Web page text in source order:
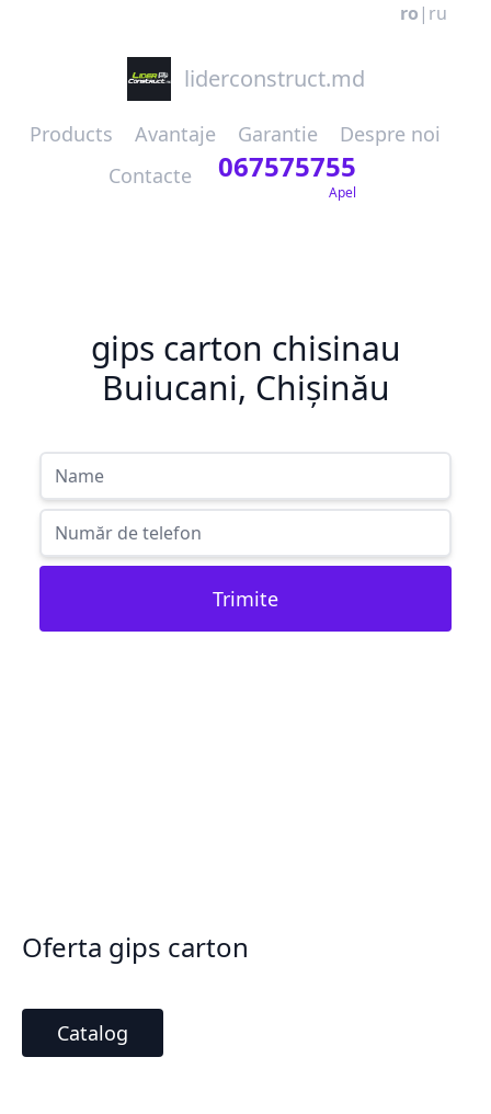
ro | ru
liderconstruct.md
Products Avantaje Garantie
Despre noi
Contacte
067575755
Apel
gips carton chisinau
Buiucani, Chișinău
Trimite
Oferta gips carton
Catalog